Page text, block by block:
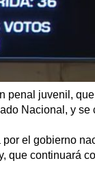
penal juvenil,
Nacional, y se
el gobierno
que continuará